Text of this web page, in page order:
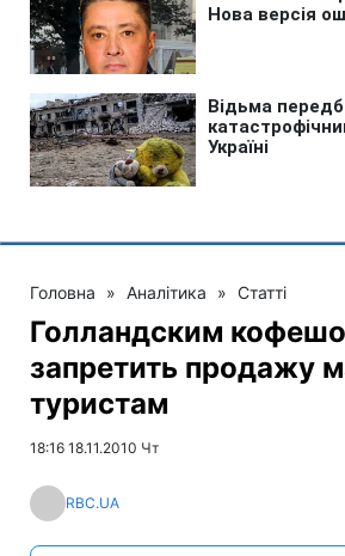
Головна » Аналітика » Статті
Голландским
запретить продажу
туристам
18:16 18.11.2010 Чт
RBC.UA